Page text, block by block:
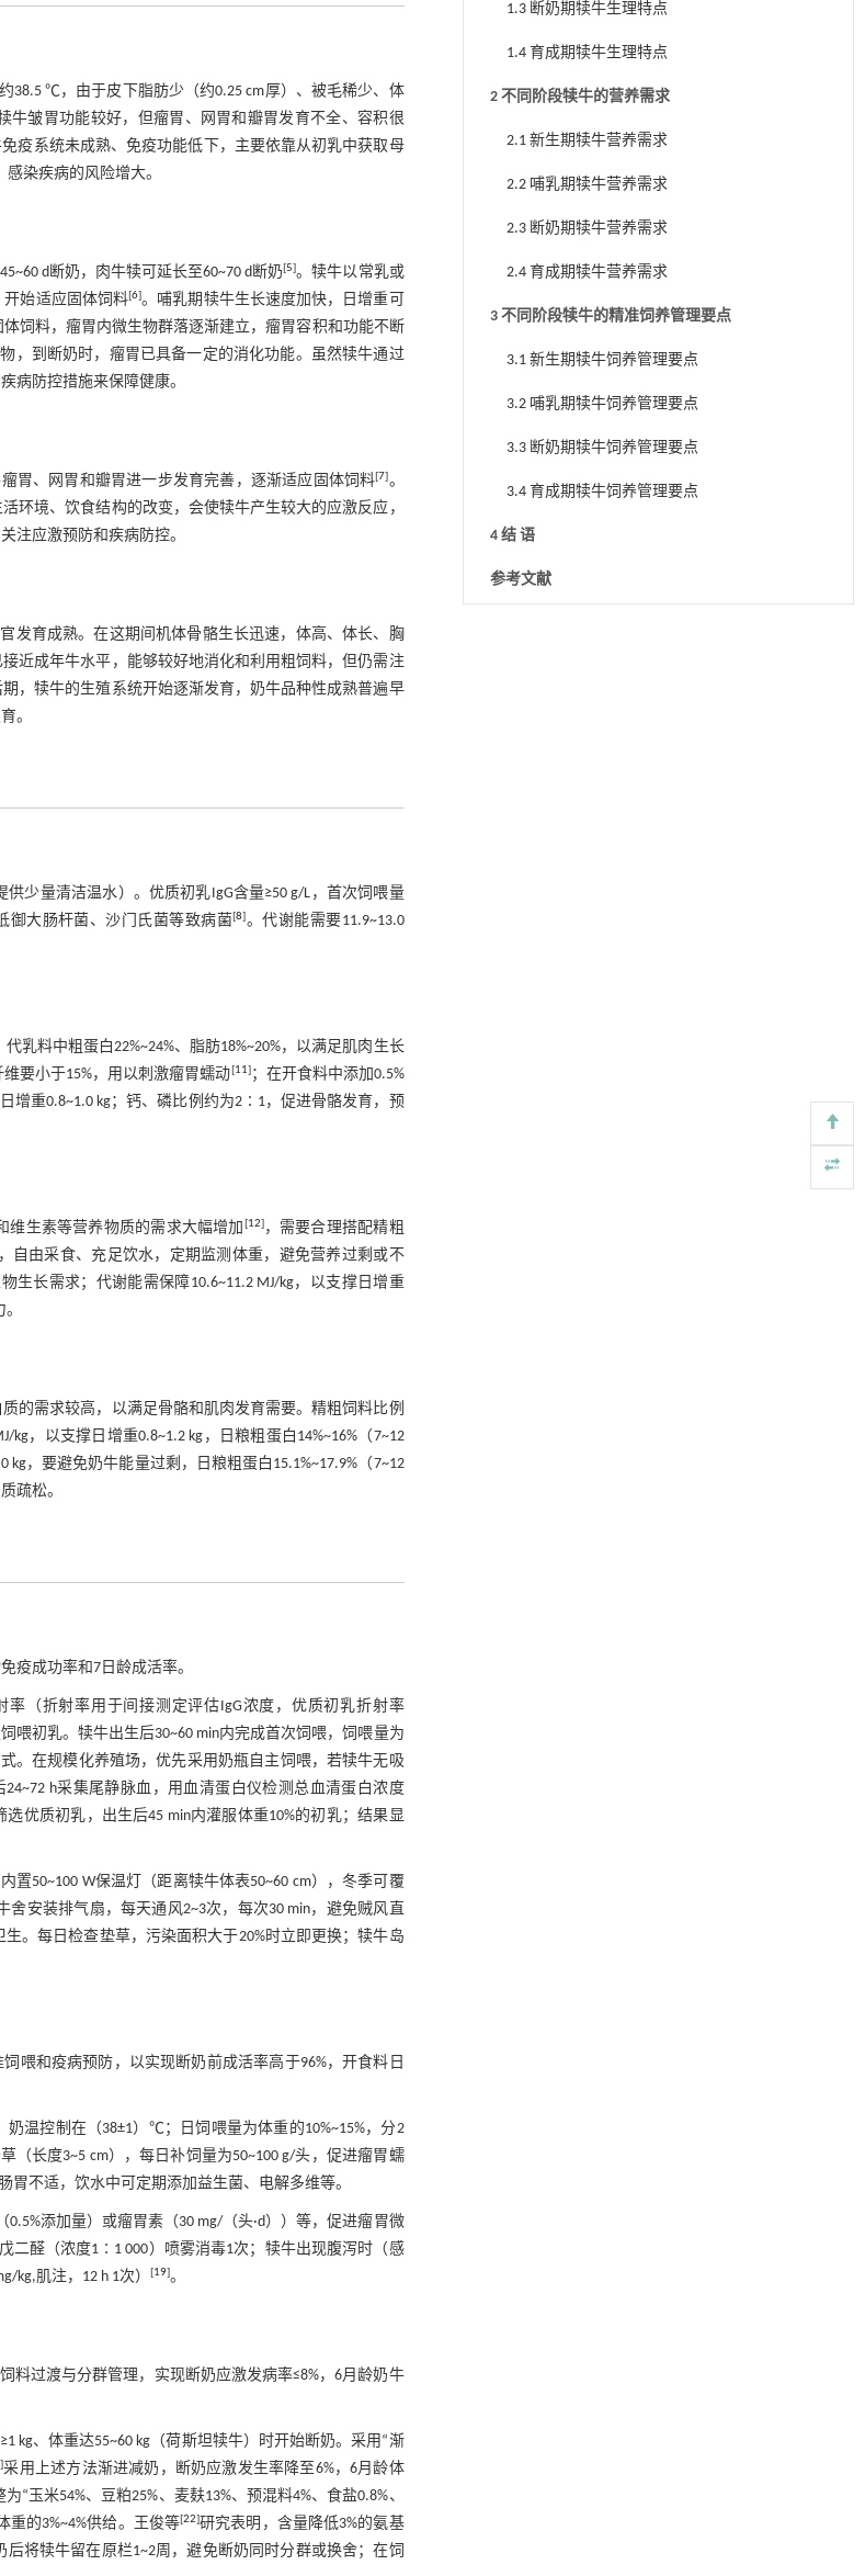
38.5 ℃，由于皮下脂肪少（约0.25 cm厚）、被毛稀少、体
牛皱胃功能较好，但瘤胃、网胃和瓣胃发育不全、容积很
疫系统未成熟、免疫功能低下，主要依靠从初乳中获取母
染疾病的风险增大。
d断奶，肉牛犊可延长至60~70 d断奶[5]。犊牛以常乳或
始适应固体饲料[6]。哺乳期犊牛生长速度加快，日增重可
饲料，瘤胃内微生物群落逐渐建立，瘤胃容积和功能不断
，到断奶时，瘤胃已具备一定的消化功能。虽然犊牛通过
病防控措施来保障健康。
胃、网胃和瓣胃进一步发育完善，逐渐适应固体饲料[7]。
环境、饮食结构的改变，会使犊牛产生较大的应激反应，
注应激预防和疾病防控。
发育成熟。在这期间机体骨骼生长迅速，体高、体长、胸
近成年牛水平，能够较好地消化和利用粗饲料，但仍需注
，犊牛的生殖系统开始逐渐发育，奶牛品种性成熟普遍早
。
少量清洁温水）。优质初乳IgG含量≥50 g/L，首次饲喂量
御大肠杆菌、沙门氏菌等致病菌[8]。代谢能需要11.9~13.0
代乳料中粗蛋白22%~24%、脂肪18%~20%，以满足肌肉生长
维要小于15%，用以刺激瘤胃蠕动[11]；在开食料中添加0.5%
增重0.8~1.0 kg；钙、磷比例约为2∶1，促进骨骼发育，预
维生素等营养物质的需求大幅增加 [12]，需要合理搭配精粗
自由采食、充足饮水，定期监测体重，避免营养过剩或不
生长需求；代谢能需保障10.6~11.2 MJ/kg，以支撑日增重
的需求较高，以满足骨骼和肌肉发育需要。精粗饲料比例
，以支撑日增重0.8~1.2 kg，日粮粗蛋白14%~16%（7~12
，要避免奶牛能量过剩，日粮粗蛋白15.1%~17.9%（7~12
疏松。
疫成功率和7日龄成活率。
（折射率用于间接测定评估IgG浓度，优质初乳折射率
喂初乳。犊牛出生后30~60 min内完成首次饲喂，饲喂量为
。在规模化养殖场，优先采用奶瓶自主饲喂，若犊牛无吸
h采集尾静脉血，用血清蛋白仪检测总血清蛋白浓度
优质初乳，出生后45 min内灌服体重10%的初乳；结果显
50~100 W保温灯（距离犊牛体表50~60 cm），冬季可覆
舍安装排气扇，每天通风2~3次，每次30 min，避免贼风直
。每日检查垫草，污染面积大于20%时立即更换；犊牛岛
喂和疫病预防，以实现断奶前成活率高于96%，开食料日
温控制在（38±1）℃；日饲喂量为体重的10%~15%，分2
长度3~5 cm），每日补饲量为50~100 g/头，促进瘤胃蠕
不适，饮水中可定期添加益生菌、电解多维等。
添加量）或瘤胃素（30 mg/（头·d））等，促进瘤胃微
二醛（浓度1∶1 000）喷雾消毒1次；犊牛出现腹泻时（感
kg,肌注，12 h 1次）
[19]。
料过渡与分群管理，实现断奶应激发病率≤8%，6月龄奶牛
kg、体重达55~60 kg（荷斯坦犊牛）时开始断奶。采用“渐
]采用上述方法渐进减奶，断奶应激发生率降至6%，6月龄体
玉米54%、豆粕25%、麦麸13%、预混料4%、食盐0.8%、
重的3%~4%供给。王俊等[22]研究表明，含量降低3%的氨基
将犊牛留在原栏1~2周，避免断奶同时分群或换舍；在饲
1.3 断奶期犊牛生理特点
1.4 育成期犊牛生理特点
2 不同阶段犊牛的营养需求
2.1 新生期犊牛营养需求
2.2 哺乳期犊牛营养需求
2.3 断奶期犊牛营养需求
2.4 育成期犊牛营养需求
3 不同阶段犊牛的精准饲养管理要点
3.1 新生期犊牛饲养管理要点
3.2 哺乳期犊牛饲养管理要点
3.3 断奶期犊牛饲养管理要点
3.4 育成期犊牛饲养管理要点
4 结 语
参考文献